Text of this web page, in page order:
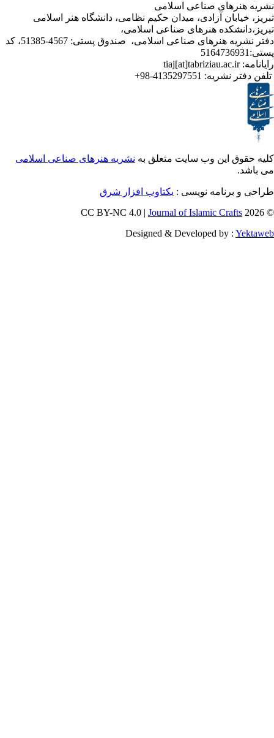
صناعی اسلامی
آزادی، میدان حکیم نظامی، دانشگاه هنر اسلامی
هنرهای صناعی اسلامی،
دفتر نشریه هنرهای صناعی اسلامی، صندوق پستی: 4567-51385، کد
نشریه:4135297551-98+
این وب سایت متعلق بهنشریه هنرهای صناعی اسلامی
نویسی : یکتاوب افزار شرق
Journal of Islamic
Designed & Developed by :